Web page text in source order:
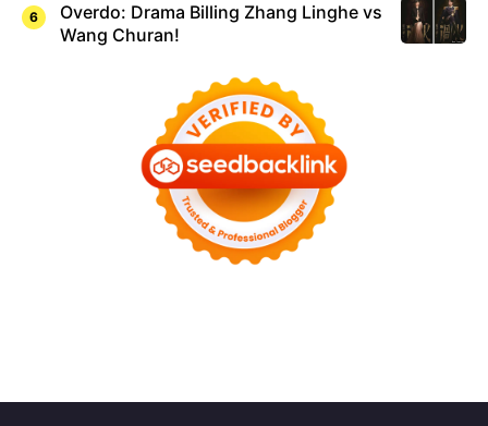
Overdo: Drama Billing Zhang Linghe vs
Wang Churan!